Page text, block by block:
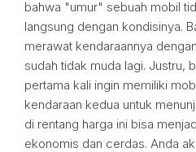
bahwa "umur" sebuah mobil
langsung dengan kondisinya.
merawat kendaraannya
sudah tidak muda lagi. Justru,
pertama kali ingin memiliki
kendaraan kedua untuk
di rentang harga ini bisa
ekonomis dan cerdas. Anda